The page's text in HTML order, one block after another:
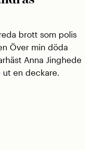
brott som polis
Över min döda
Anna Jinghede
ut en deckare.